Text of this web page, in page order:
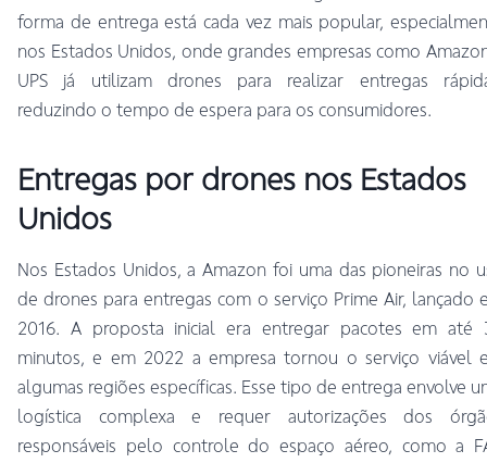
forma de entrega está cada vez mais popular,
nos Estados Unidos, onde grandes empresas como
UPS já utilizam drones para realizar entregas
reduzindo o tempo de espera para os consumidores.
Entregas por drones nos Estados
Unidos
Nos Estados Unidos, a Amazon foi uma das pioneiras no
de drones para entregas com o serviço Prime Air, lançado
2016. A proposta inicial era entregar pacotes em até
minutos, e em 2022 a empresa tornou o serviço viável
algumas regiões específicas. Esse tipo de entrega envolve
logística complexa e requer autorizações dos
responsáveis pelo controle do espaço aéreo, como a